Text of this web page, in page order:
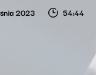
2023 54:44